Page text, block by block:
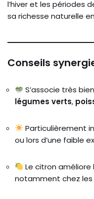
l’hiver et les périodes
sa richesse naturelle en
Conseils
S’associe très
légumes verts,
Particulièrement
ou lors d’une faible
Le citron
notamment chez